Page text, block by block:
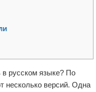
русском языке? По
несколько версий. Одна